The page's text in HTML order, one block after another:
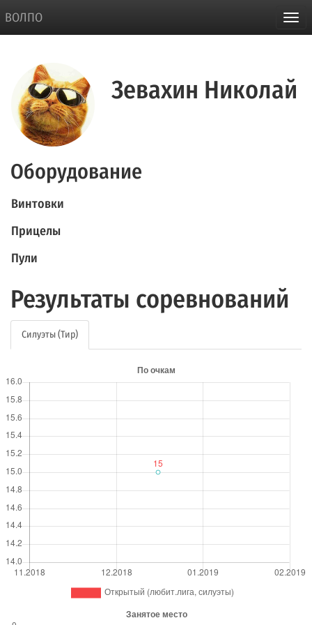
ВОЛПО
Зевахин Николай
Оборудование
Винтовки
Прицелы
Пули
Результаты соревнований
Силуэты (Тир)